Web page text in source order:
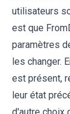
utilisateurs
est que
paramètres
les changer.
est présent,
leur état